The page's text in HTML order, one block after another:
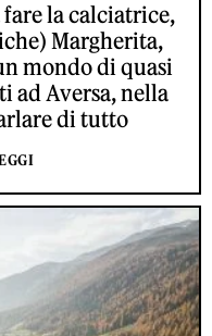
la calciatrice,
Margherita,
mondo di quasi
ad Aversa, nella
di tutto